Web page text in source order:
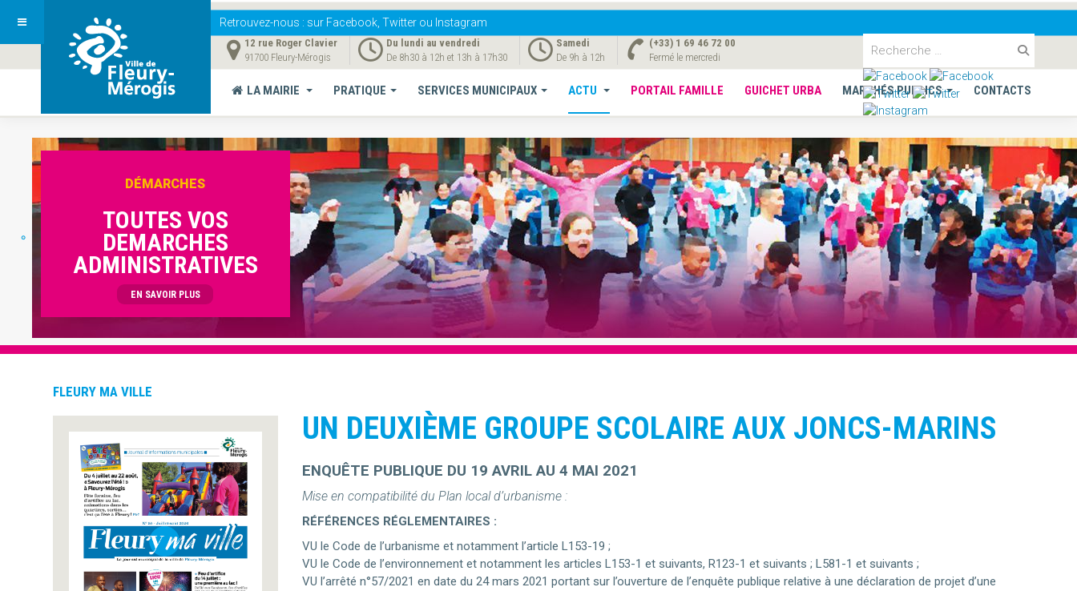
Retrouvez-nous : sur Facebook, Twitter ou Instagram
12 rue Roger Clavier
91700 Fleury-Mérogis
Du lundi au vendredi
De 8h30 à 12h et 13h à 17h30
Samedi
De 9h à 12h
(+33) 1 69 46 72 00
Fermé le mercredi
LA MAIRIE PRATIQUE SERVICES MUNICIPAUX ACTU PORTAIL FAMILLE GUICHET URBA MARCHÉS PUBLICS CONTACTS
DÉMARCHES
TOUTES VOS
DEMARCHES
ADMINISTRATIVES
EN SAVOIR PLUS
Vous êtes ici : Accueil ACTU
UN DEUXIÈME GROUPE SCOLAIRE AUX JONCS-MARINS
ENQUÊTE PUBLIQUE DU 19 AVRIL AU 4 MAI 2021
Mise en compatibilité du Plan local d’urbanisme :
RÉFÉRENCES RÉGLEMENTAIRES :
VU le Code de l’urbanisme et notamment l’article L153-19 ;
VU le Code de l’environnement et notamment les articles L153-1 et suivants, R123-1 et suivants ; L581-1 et suivants ;
VU l’arrêté n°57/2021 en date du 24 mars 2021 portant sur l’ouverture de l’enquête publique relative à une déclaration de projet d’une
FLEURY MA VILLE